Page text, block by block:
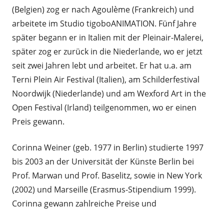
(Belgien) zog er nach Agoulème (Frankreich) und
arbeitete im Studio tigoboANIMATION. Fünf Jahre
später begann er in Italien mit der Pleinair-Malerei,
später zog er zurück in die Niederlande, wo er jetzt
seit zwei Jahren lebt und arbeitet. Er hat u.a. am
Terni Plein Air Festival (Italien), am Schilderfestival
Noordwijk (Niederlande) und am Wexford Art in the
Open Festival (Irland) teilgenommen, wo er einen
Preis gewann.
Corinna Weiner (geb. 1977 in Berlin) studierte 1997
bis 2003 an der Universität der Künste Berlin bei
Prof. Marwan und Prof. Baselitz, sowie in New York
(2002) und Marseille (Erasmus-Stipendium 1999).
Corinna gewann zahlreiche Preise und